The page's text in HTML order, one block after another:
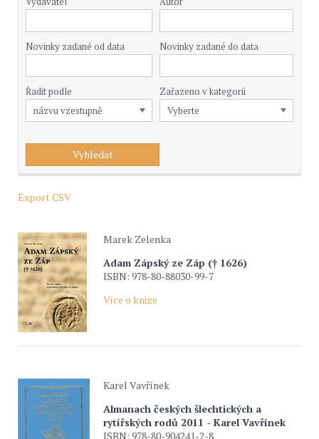
Novinky zadané od data Novinky zadané do data
Řadit podle Zařazeno v kategorii
Export CSV
Marek Zelenka
Adam Zápský ze Záp († 1626)
ISBN: 978-80-88030-99-7
Více o knize
Karel Vavřínek
Almanach českých šlechtických a
rytířských rodů 2011 - Karel Vavřínek
ISBN: 978-80-904241-2-8